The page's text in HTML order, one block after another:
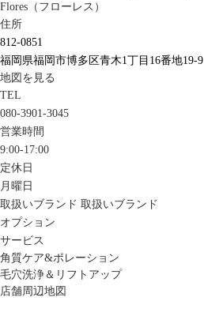
Flores（フローレス）
住所
812-0851
福岡県福岡市博多区青木1丁目16番地19-9
地図を見る
TEL
080-3901-3045
営業時間
9:00-17:00
定休日
月曜日
取扱いブランド 取扱いブランド
オプション
サービス
角質ケア&ポレーション
毛穴洗浄＆リフトアップ
店舗周辺地図